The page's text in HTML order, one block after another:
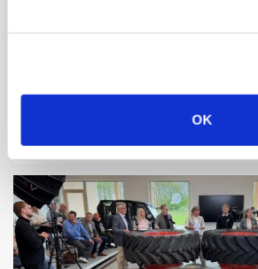
OK
Prisgab på 20 kroner pr. kg
presser markedet